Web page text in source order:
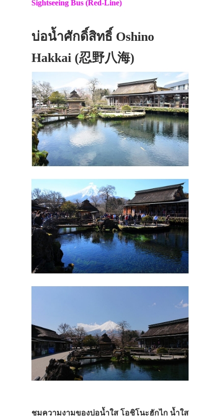
Sightseeing Bus (Red-Line)
บ่อน้ำศักดิ์สิทธิ์ Oshino
Hakkai (忍野八海)
ชมความงามของบ่อน้ำใส โอชิโนะฮักไก น้ำใส